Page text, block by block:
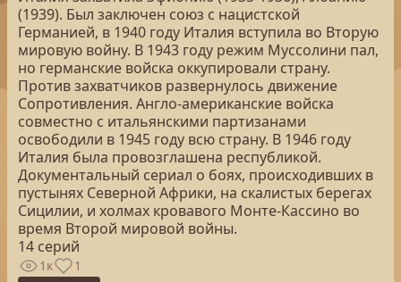
(1939). Был заключен союз с нацистской
Германией, в 1940 году Италия вступила во Вторую
мировую войну. В 1943 году режим Муссолини пал,
но германские войска оккупировали страну.
Против захватчиков развернулось движение
Сопротивления. Англо-американские войска
совместно с итальянскими партизанами
освободили в 1945 году всю страну. В 1946 году
Италия была провозглашена республикой.
Документальный сериал о боях, происходивших в
пустынях Северной Африки, на скалистых берегах
Сицилии, и холмах кровавого Монте-Кассино во
время Второй мировой войны.
14 серий
1к 1